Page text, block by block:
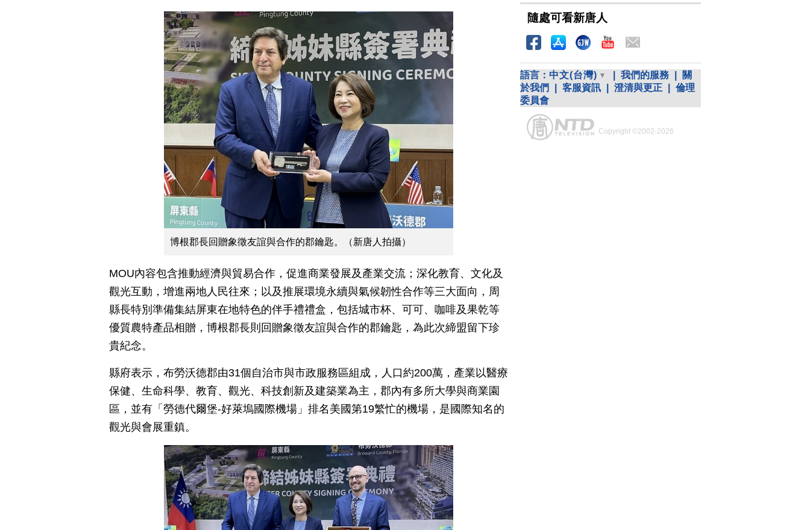
博根郡長回贈象徵友誼與合作的郡鑰匙。（新唐人拍攝）
MOU內容包含推動經濟與貿易合作，促進商業發展及產業交流；深化教育、文化及
觀光互動，增進兩地人民往來；以及推展環境永續與氣候韌性合作等三大面向，周
縣長特別準備集結屏東在地特色的伴手禮禮盒，包括城市杯、可可、咖啡及果乾等
優質農特產品相贈，博根郡長則回贈象徵友誼與合作的郡鑰匙，為此次締盟留下珍
貴紀念。
縣府表示，布勞沃德郡由31個自治市與市政服務區組成，人口約200萬，產業以醫療
保健、生命科學、教育、觀光、科技創新及建築業為主，郡內有多所大學與商業園
區，並有「勞德代爾堡-好萊塢國際機場」排名美國第19繁忙的機場，是國際知名的
觀光與會展重鎮。
隨處可看新唐人
語言： 中文(台灣) 我們的服務
關
於我們
客服資訊 澄清與更正
倫理
委員會
Copyright ©2002-2026